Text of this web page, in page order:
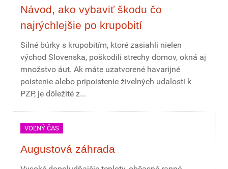
Návod, ako vybaviť škodu čo
najrýchlejšie po krupobití
Silné búrky s krupobitím, ktoré zasiahli nielen
východ Slovenska, poškodili strechy domov, okná aj
množstvo áut. Ak máte uzatvorené havarijné
poistenie alebo pripoistenie živelných udalostí k
PZP, je dôležité z...
VOĽNÝ ČAS
Augustová záhrada